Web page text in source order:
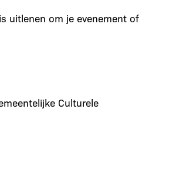
uitlenen om je evenement of
Culturele